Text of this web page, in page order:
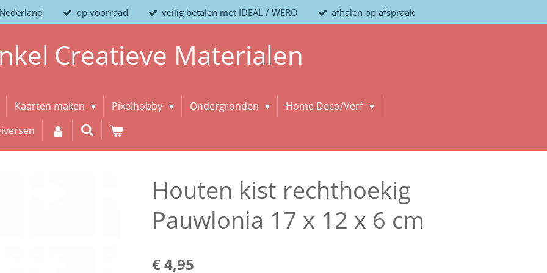
op voorraad veilig betalen met IDEAL / WERO afhalen op afspraak
Creatieve Materialen
Kaarten maken Pixelhobby Ondergronden
Home Deco/Verf
Houten kist rechthoekig
Pauwlonia 17 x 12 x 6 cm
€ 4,95